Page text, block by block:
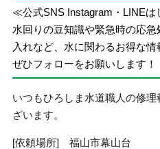
≪公式SNS Instagram・LINE
水回りの豆知識や緊急時の応
入れなど、水に関わるお得な情
ぜひフォローをお願いします！
いつもひろしま水道職人の修
ざいます。
[依頼場所] 福山市幕山台